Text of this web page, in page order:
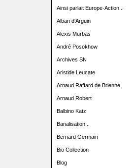
Ainsi parlait Europe-Action...
Alban d'Arguin
Alexis Murbas
André Posokhow
Archives SN
Aristide Leucate
Arnaud Raffard de Brienne
Arnaud Robert
Balbino Katz
Banalisation...
Bernard Germain
Bio Collection
Blog